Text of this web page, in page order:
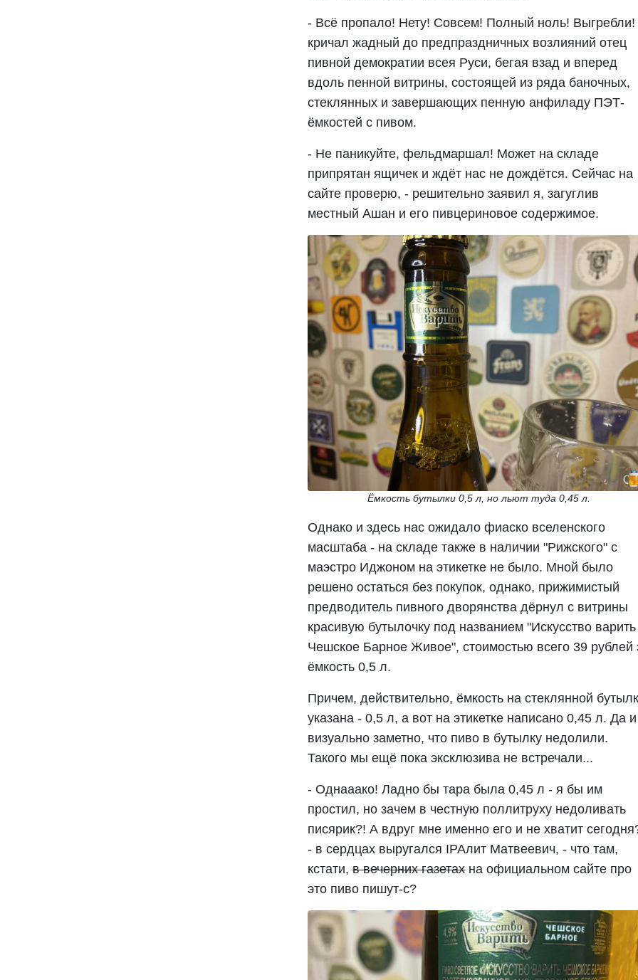
- Всё пропало! Нету! Совсем! Полный ноль! Выгребли!
кричал жадный до предпраздничных возлияний отец
пивной демократии всея Руси, бегая взад и вперед
вдоль пенной витрины, состоящей из ряда баночных,
стеклянных и завершающих пенную анфиладу ПЭТ-
ёмкостей с пивом.
- Не паникуйте, фельдмаршал! Может на складе
припрятан ящичек и ждёт нас не дождётся. Сейчас на
сайте проверю, - решительно заявил я, загуглив
местный Ашан и его пивцериновое содержимое.
Ёмкость бутылки 0,5 л, но льют туда 0,45 л.
Однако и здесь нас ожидало фиаско вселенского
масштаба - на складе также в наличии "Рижского" с
маэстро Иджоном на этикетке не было. Мной было
решено остаться без покупок, однако, прижимистый
предводитель пивного дворянства дёрнул с витрины
красивую бутылочку под названием "Искусство
Чешское Барное Живое", стоимостью всего 39 рублей
ёмкость 0,5 л.
Причем, действительно, ёмкость на стеклянной
указана - 0,5 л, а вот на этикетке написано 0,45 л. Да и
визуально заметно, что пиво в бутылку недолили.
Такого мы ещё пока эксклюзива не встречали...
- Однааако! Ладно бы тара была 0,45 л - я бы им
простил, но зачем в честную поллитруху недоливать
писярик?! А вдруг мне именно его и не хватит
- в сердцах выругался IPAлит Матвеевич, - что там,
кстати, в вечерних газетах на официальном сайте про
это пиво пишут-с?